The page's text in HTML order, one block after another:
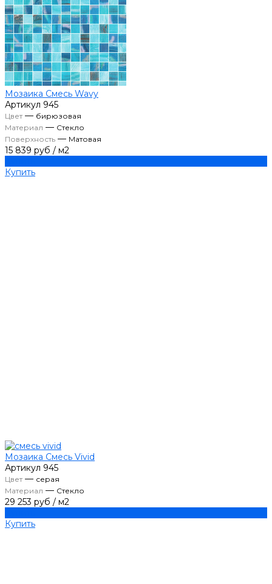
Мозаика Смесь Wavy
Артикул 945
Цвет— бирюзовая
Материал — Стекло
Поверхность — Матовая
15 839 руб / м2
Купить
Мозаика Смесь Vivid
Артикул 945
Цвет— серая
Материал — Стекло
29 253 руб / м2
Купить